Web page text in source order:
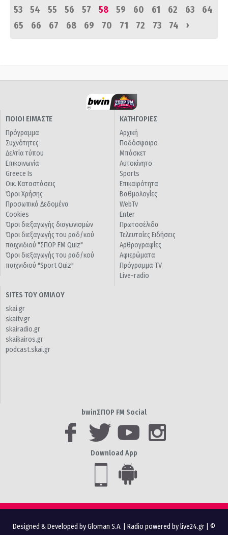
53
54 55 56 57 58 59 60 61 62 63
64
65
66 67 68 69 70 71 72 73 74 ›
ΠΟΙΟΙ ΕΙΜΑΣΤΕ
Πρόγραμμα
Συχνότητες
Δελτία τύπου
Επικοινωνία
Greece Is
Οικ. Καταστάσεις
Όροι Χρήσης
Προσωπικά Δεδομένα
Cookies
Όροι διεξαγωγής διαγωνισμών
Όροι διεξαγωγής του ραδ/κού
παιχνιδιού "ΣΠΟΡ FM Quiz"
Όροι διεξαγωγής του ραδ/κού
παιχνιδιού "Sport Quiz"
ΚΑΤΗΓΟΡΙΕΣ
Αρχική
Ποδόσφαιρο
Μπάσκετ
Αυτοκίνητο
Sports
Επικαιρότητα
Βαθμολογίες
WebTv
Enter
Πρωτοσέλιδα
Τελευταίες Ειδήσεις
Αρθρογραφίες
Αφιερώματα
Πρόγραμμα TV
Live-radio
SITES ΤΟΥ ΟΜΙΛΟΥ
skai.gr
skaitv.gr
skairadio.gr
skaikairos.gr
podcast.skai.gr
bwinΣΠΟΡ FM Social
Download App
Designed & Developed by Gloman S.A. Radio powered by live24.gr | ©